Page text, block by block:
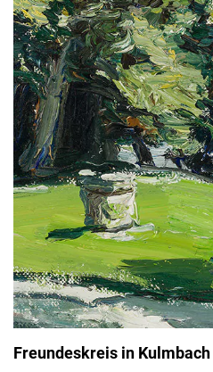
Freundeskreis in Kulmbach